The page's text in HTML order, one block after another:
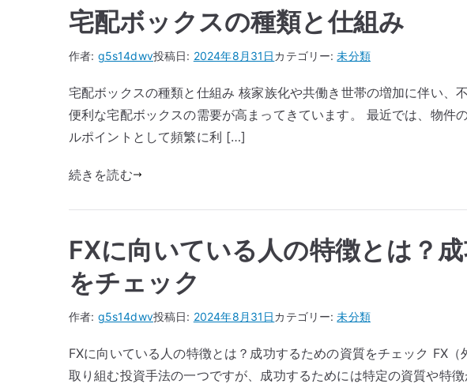
宅配ボックスの種類と仕組み
作者: g5s14dwv投稿日: 2024年8月31日カテゴリー:未分類
宅配ボックスの種類と仕組み 核家族化や共働き世帯の増加に伴い、
便利な宅配ボックスの需要が高まってきています。 最近では、物件
ルポイントとして頻繁に利 […]
続きを読む
FXに向いている人の特徴とは？
をチェック
作者: g5s14dwv投稿日: 2024年8月31日カテゴリー:未分類
FXに向いている人の特徴とは？成功するための資質をチェック FX
取り組む投資手法の一つですが、成功するためには特定の資質や特